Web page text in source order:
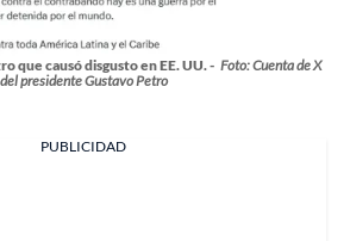
que causó disgusto en EE. UU. - Foto: Cuenta de X
del presidente Gustavo Petro
PUBLICIDAD